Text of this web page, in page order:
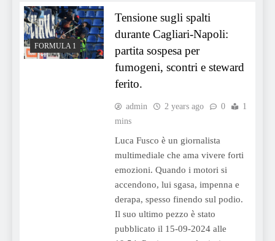
FORMULA 1
Tensione sugli spalti
durante Cagliari-Napoli:
partita sospesa per
fumogeni, scontri e steward
ferito.
admin 2 years ago 0
1
mins
Luca Fusco è un giornalista
multimediale che ama vivere forti
emozioni. Quando i motori si
accendono, lui sgasa, impenna e
derapa, spesso finendo sul podio.
Il suo ultimo pezzo è stato
pubblicato il 15-09-2024 alle